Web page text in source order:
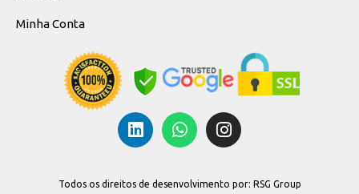
Minha Conta
Todos os direitos de desenvolvimento por: RSG Group